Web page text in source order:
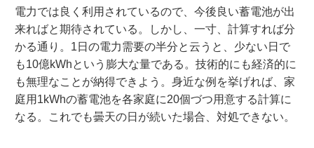
電力では良く利用されているので、今後良い蓄電池が出
来ればと期待されている。しかし、一寸、計算すれば分
かる通り。1日の電力需要の半分と云うと、少ない日で
も10億kWhという膨大な量である。技術的にも経済的に
も無理なことが納得できよう。身近な例を挙げれば、家
庭用1kWhの蓄電池を各家庭に20個づつ用意する計算に
なる。これでも曇天の日が続いた場合、対処できない。